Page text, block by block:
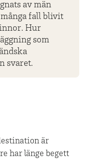
av män
fall blivit
Hur
som
svaret.
är
har länge begett